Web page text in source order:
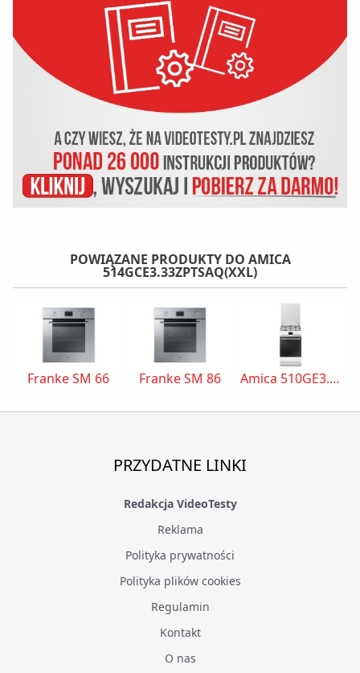
POWIĄZANE PRODUKTY DO AMICA
514GCE3.33ZPTSAQ(XXL)
Franke SM 66 Franke SM 86 Amica 510GE3.43ZpTaDNAQ(W)
PRZYDATNE LINKI
Redakcja VideoTesty
Reklama
Polityka prywatności
Polityka plików cookies
Regulamin
Kontakt
O nas